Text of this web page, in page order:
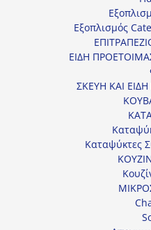
Εξοπλισμός
ΕΙΔΗ
ΣΚΕΥΗ ΚΑΙ
Καταψύκτες